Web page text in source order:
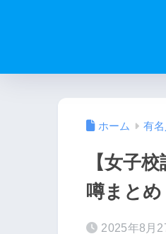
ホーム 有名
【女子
噂まとめ
2025年8月